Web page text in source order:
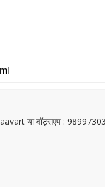
या वॉट्सएप :